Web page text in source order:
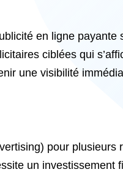
en ligne payante
ciblées qui
une visibilité
pour plusieurs
un investissement